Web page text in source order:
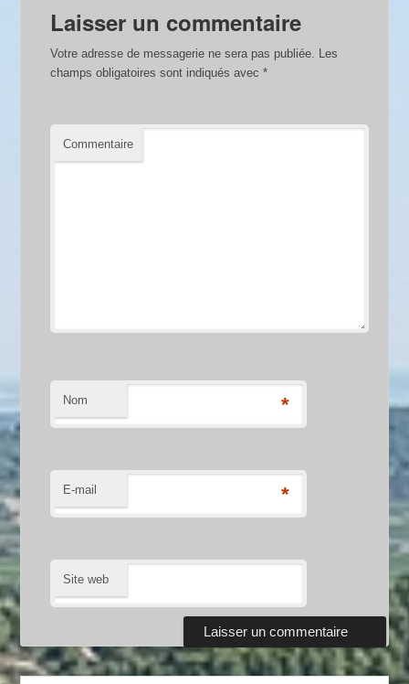
Laisser un commentaire
Votre adresse de messagerie ne sera pas publiée. Les
champs obligatoires sont indiqués avec*
Commentaire
Nom *
E-mail *
Site web